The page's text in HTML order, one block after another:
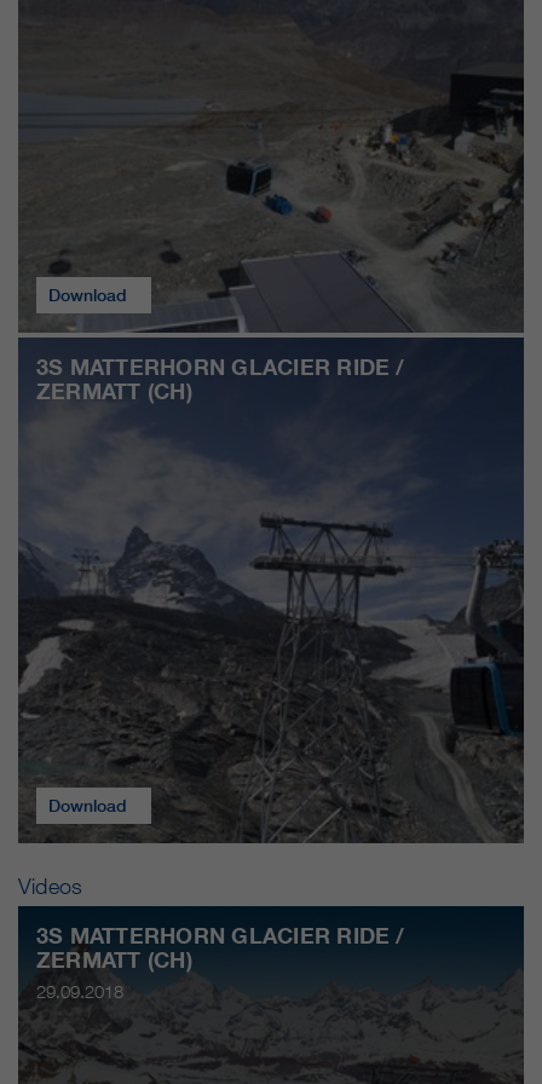
Download
3S MATTERHORN GLACIER RIDE /
ZERMATT (CH)
Download
Videos
3S MATTERHORN GLACIER RIDE /
ZERMATT (CH)
29.09.2018
qui nous aident à améliorer nos
transmises à nos clients /
partenaires.